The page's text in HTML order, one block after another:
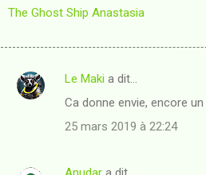
The Ghost Ship Anastasia
C
Le Maki a dit…
Ca donne envie, encore
25 mars 2019 à 22:24